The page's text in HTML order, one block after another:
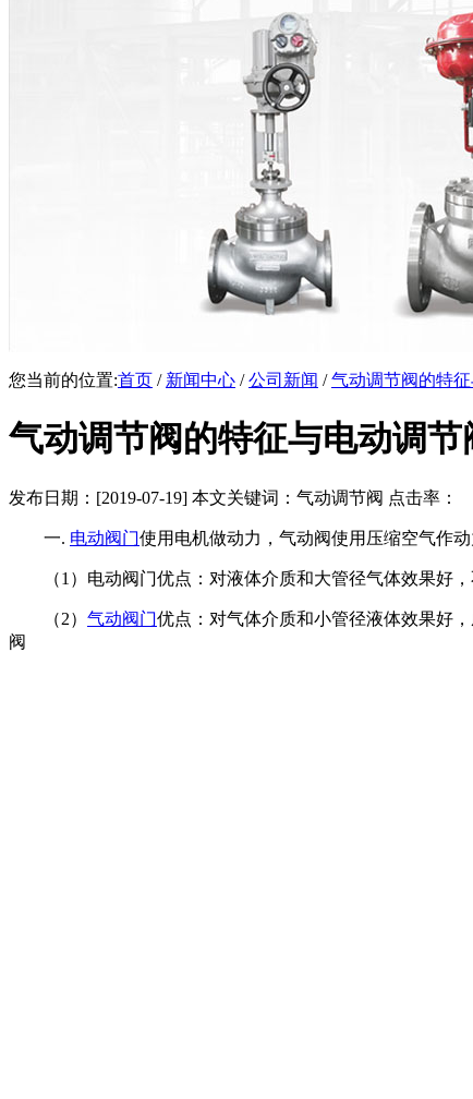
您当前的位置:首页 / 新闻中心 /公司新闻 /气动调节阀的特
气动调节阀的特征与电动调节
发布日期：[2019-07-19] 本文关键词：气动调节阀 点击率：
一. 电动阀门使用电机做动力，气动阀使用压缩空气作动
（1）电动阀门优点：对液体介质和大管径气体效果好
（2） 气动阀门优点：对气体介质和小管径液体效果好
阀